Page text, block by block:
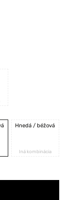
Hnedá / béžová
Iná kombinácia